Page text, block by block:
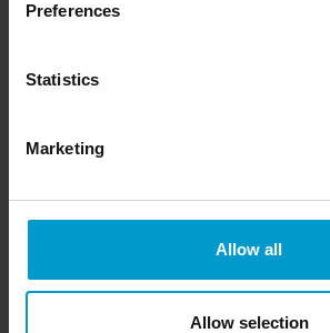
Preferences
Statistics
Marketing
Allow all
Allow selection